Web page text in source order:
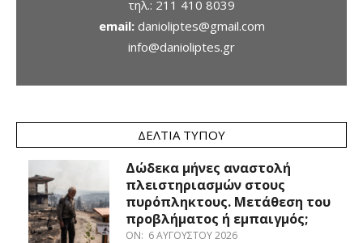
τηλ.: 211 410 8039
email: danioliptes@gmail.com
info@danioliptes.gr
ΔΕΛΤΊΑ ΤΎΠΟΥ
Δώδεκα μήνες αναστολή
πλειστηριασμών στους
πυρόπληκτους. Μετάθεση του
προβλήματος ή εμπαιγμός;
ON: 6 ΑΥΓΟΎΣΤΟΥ 2026